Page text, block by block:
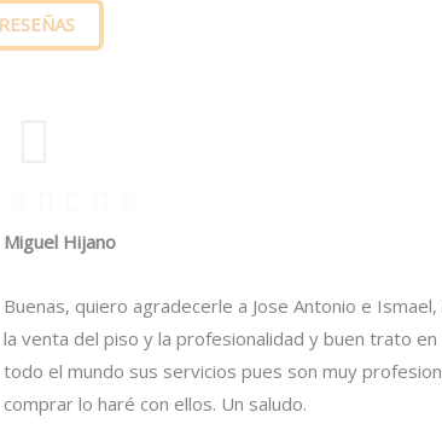
Miguel Hijano
Buenas, quiero agradecerle a Jose Antonio e
la venta del piso y la profesionalidad y buen trato
todo el mundo sus servicios pues son muy
comprar lo haré con ellos. Un saludo.